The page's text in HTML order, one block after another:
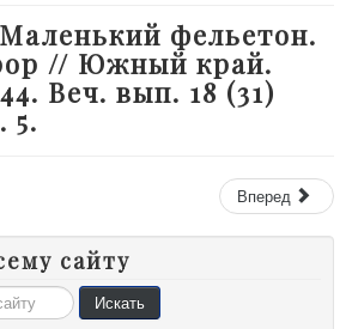
фельетон.
// Южный край.
Веч. вып. 18 (31)
5.
Вперед
сайту
Искать